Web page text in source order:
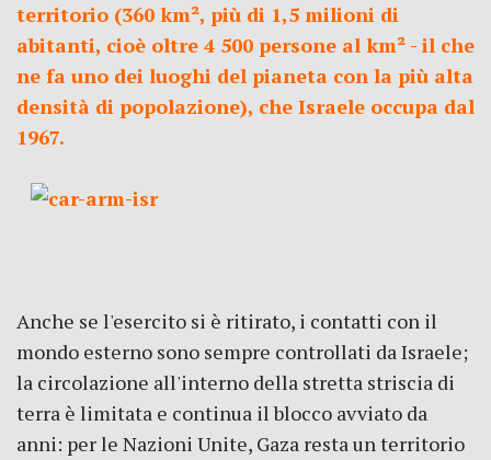
territorio (360 km², più di 1,5 milioni di
abitanti, cioè oltre 4 500 persone al km² - il che
ne fa uno dei luoghi del pianeta con la più alta
densità di popolazione), che Israele occupa dal
1967.
Anche se l'esercito si è ritirato, i contatti con il
mondo esterno sono sempre controllati da Israele;
la circolazione all'interno della stretta striscia di
terra è limitata e continua il blocco avviato da
anni: per le Nazioni Unite, Gaza resta un territorio